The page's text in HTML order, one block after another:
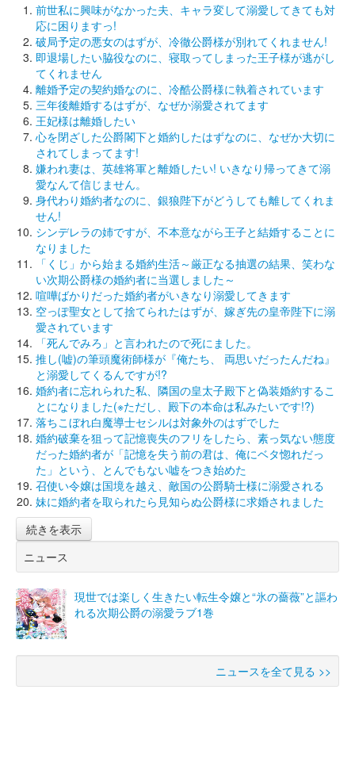
前世私に興味がなかった夫、キャラ変して溺愛してきても対
応に困りますっ!
破局予定の悪女のはずが、冷徹公爵様が別れてくれません!
即退場したい脇役なのに、寝取ってしまった王子様が逃がし
てくれません
離婚予定の契約婚なのに、冷酷公爵様に執着されています
三年後離婚するはずが、なぜか溺愛されてます
王妃様は離婚したい
心を閉ざした公爵閣下と婚約したはずなのに、なぜか大切に
されてしまってます!
嫌われ妻は、英雄将軍と離婚したい! いきなり帰ってきて溺
愛なんて信じません。
身代わり婚約者なのに、銀狼陛下がどうしても離してくれま
せん!
シンデレラの姉ですが、不本意ながら王子と結婚することに
なりました
「くじ」から始まる婚約生活～厳正なる抽選の結果、笑わな
い次期公爵様の婚約者に当選しました～
喧嘩ばかりだった婚約者がいきなり溺愛してきます
空っぽ聖女として捨てられたはずが、嫁ぎ先の皇帝陛下に溺
愛されています
「死んでみろ」と言われたので死にました。
推し(嘘)の筆頭魔術師様が『俺たち、 両思いだったんだね』
と溺愛してくるんですが!?
婚約者に忘れられた私、隣国の皇太子殿下と偽装婚約するこ
とになりました(※ただし、殿下の本命は私みたいです!?)
落ちこぼれ白魔導士セシルは対象外のはずでした
婚約破棄を狙って記憶喪失のフリをしたら、素っ気ない態度
だった婚約者が「記憶を失う前の君は、俺にベタ惚れだっ
た」という、とんでもない嘘をつき始めた
召使い令嬢は国境を越え、敵国の公爵騎士様に溺愛される
妹に婚約者を取られたら見知らぬ公爵様に求婚されました
続きを表示
ニュース
現世では楽しく生きたい転生令嬢と“氷の薔薇”と謳わ
れる次期公爵の溺愛ラブ1巻
ニュースを全て見る >>